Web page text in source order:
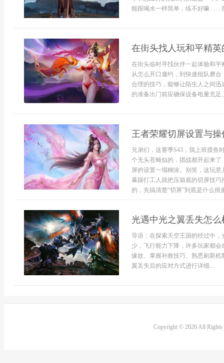
能跟喝水一样简单，练不好嘛……
在街头找人玩和平精
在街头临时寻找伙伴一起体验和
从怎么开口邀约，到快速组队磨
合理的技巧，能够让陌生人之间
的准备出门前应确保设备电量充
王者荣耀切屏设置与
兄弟们，这赛季S43，我上班摸鱼
个无头苍蝇似的，团战都开起来
屏的设置一塌糊涂。别笑，这玩
暴躁打工人就把压箱底的切屏技
的，先搞清楚“切屏”到底是什么很
光遇中光之翼丢失怎么
导语：在探索天空王国的经过中
少，飞行能力下降，许多玩家都
缘故、掌握补救技巧、熟悉刷新
翼丢失后的应对方式进行详细...
Copyright © 2026 All